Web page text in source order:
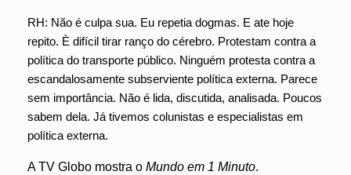
RH: Não é culpa sua. Eu repetia dogmas. E ate hoje
repito. È difícil tirar ranço do cérebro. Protestam contra a
política do transporte público. Ninguém protesta contra a
escandalosamente subserviente política externa. Parece
sem importância. Não é lida, discutida, analisada. Poucos
sabem dela. Já tivemos colunistas e especialistas em
política externa.
A TV Globo mostra o Mundo em 1 Minuto.